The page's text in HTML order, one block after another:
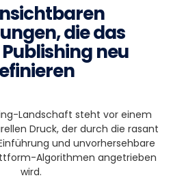
die das
neu
Landschaft steht vor einem
Druck, der durch die rasant
und unvorhersehbare
Algorithmen angetrieben
wird.